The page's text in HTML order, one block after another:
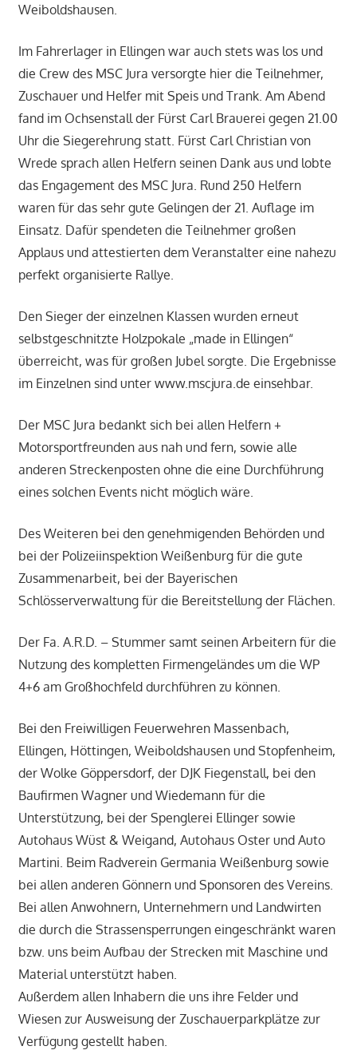
Weiboldshausen.
Im Fahrerlager in Ellingen war auch stets was los und
die Crew des MSC Jura versorgte hier die Teilnehmer,
Zuschauer und Helfer mit Speis und Trank. Am Abend
fand im Ochsenstall der Fürst Carl Brauerei gegen 21.00
Uhr die Siegerehrung statt. Fürst Carl Christian von
Wrede sprach allen Helfern seinen Dank aus und lobte
das Engagement des MSC Jura. Rund 250 Helfern
waren für das sehr gute Gelingen der 21. Auflage im
Einsatz. Dafür spendeten die Teilnehmer großen
Applaus und attestierten dem Veranstalter eine nahezu
perfekt organisierte Rallye.
Den Sieger der einzelnen Klassen wurden erneut
selbstgeschnitzte Holzpokale „made in Ellingen“
überreicht, was für großen Jubel sorgte. Die Ergebnisse
im Einzelnen sind unter www.mscjura.de einsehbar.
Der MSC Jura bedankt sich bei allen Helfern +
Motorsportfreunden aus nah und fern, sowie alle
anderen Streckenposten ohne die eine Durchführung
eines solchen Events nicht möglich wäre.
Des Weiteren bei den genehmigenden Behörden und
bei der Polizeiinspektion Weißenburg für die gute
Zusammenarbeit, bei der Bayerischen
Schlösserverwaltung für die Bereitstellung der Flächen.
Der Fa. A.R.D. – Stummer samt seinen Arbeitern für die
Nutzung des kompletten Firmengeländes um die WP
4+6 am Großhochfeld durchführen zu können.
Bei den Freiwilligen Feuerwehren Massenbach,
Ellingen, Höttingen, Weiboldshausen und Stopfenheim,
der Wolke Göppersdorf, der DJK Fiegenstall, bei den
Baufirmen Wagner und Wiedemann für die
Unterstützung, bei der Spenglerei Ellinger sowie
Autohaus Wüst & Weigand, Autohaus Oster und Auto
Martini. Beim Radverein Germania Weißenburg sowie
bei allen anderen Gönnern und Sponsoren des Vereins.
Bei allen Anwohnern, Unternehmern und Landwirten
die durch die Strassensperrungen eingeschränkt waren
bzw. uns beim Aufbau der Strecken mit Maschine und
Material unterstützt haben.
Außerdem allen Inhabern die uns ihre Felder und
Wiesen zur Ausweisung der Zuschauerparkplätze zur
Verfügung gestellt haben.